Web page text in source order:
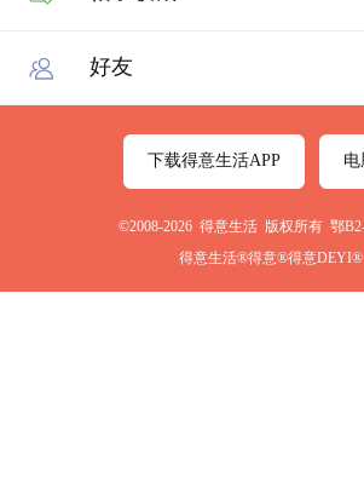
好友
下载得意生活APP 电
©2008-2026 得意生活 版权所有 鄂B2-
得意生活®得意®得意DEYI®